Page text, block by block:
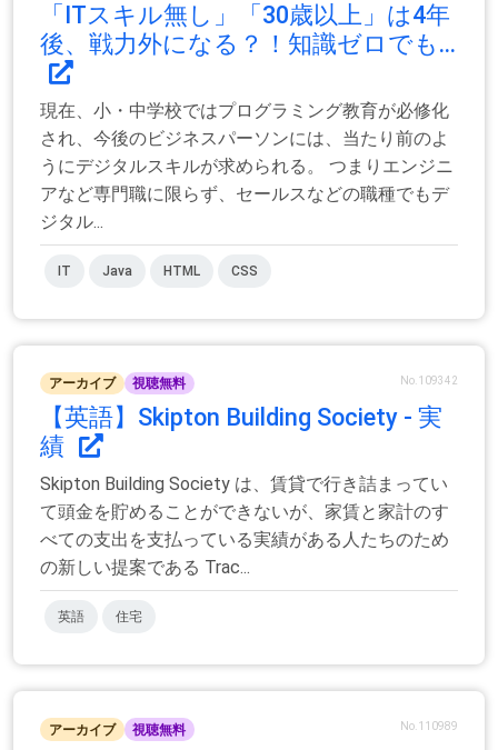
「ITスキル無し」「30歳以上」は4年
後、戦力外になる？！知識ゼロでも...
現在、小・中学校ではプログラミング教育が必修化
され、今後のビジネスパーソンには、当たり前のよ
うにデジタルスキルが求められる。 つまりエンジニ
アなど専門職に限らず、セールスなどの職種でもデ
ジタル...
IT Java HTML CSS
アーカイブ 視聴無料 No.109342
【英語】Skipton Building Society - 実
績
Skipton Building Society は、賃貸で行き詰まってい
て頭金を貯めることができないが、家賃と家計のす
べての支出を支払っている実績がある人たちのため
の新しい提案である Trac...
英語 住宅
アーカイブ 視聴無料 No.110989